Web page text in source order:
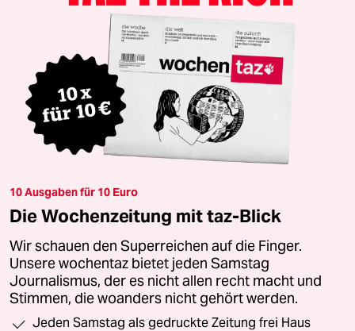
10 Ausgaben für 10 Euro
Die Wochenzeitung mit taz-Blick
Wir schauen den Superreichen auf die Finger.
Unsere wochentaz bietet jeden Samstag
Journalismus, der es nicht allen recht macht und
Stimmen, die woanders nicht gehört werden.
Jeden Samstag als gedruckte Zeitung frei Haus